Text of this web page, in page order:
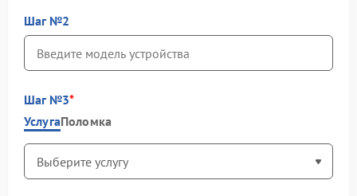
Шаг №2
Шаг №3
УслугаПоломка